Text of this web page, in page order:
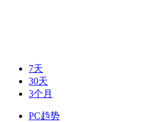
7天
30天
3个月
PC趋势